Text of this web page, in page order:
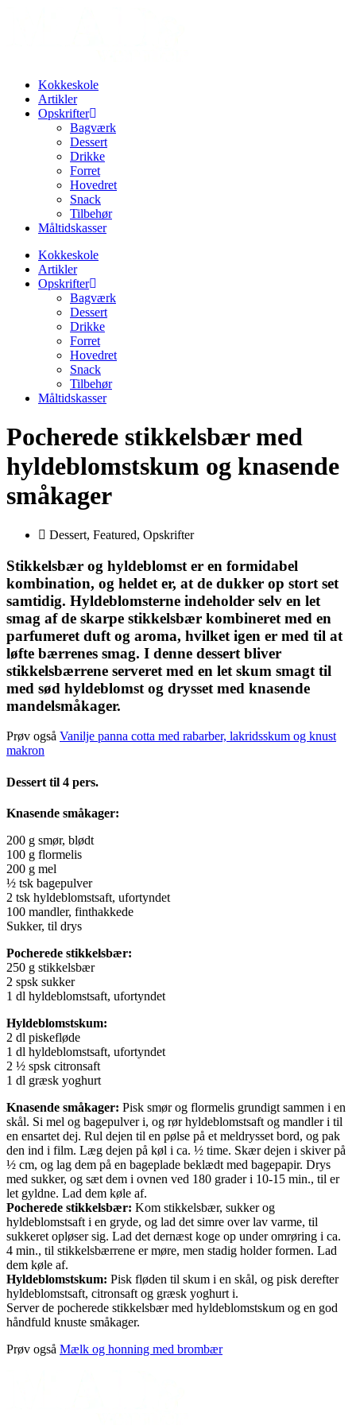
Kokkeskole
Artikler
Opskrifter
Bagværk
Dessert
Drikke
Forret
Hovedret
Snack
Tilbehør
Måltidskasser
Kokkeskole
Artikler
Opskrifter
Bagværk
Dessert
Drikke
Forret
Hovedret
Snack
Tilbehør
Måltidskasser
Pocherede stikkelsbær med
hyldeblomstskum og knasende
småkager
Dessert, Featured, Opskrifter
Stikkelsbær og hyldeblomst er en formidabel
kombination, og heldet er, at de dukker op stort set
samtidig. Hyldeblomsterne indeholder selv en let
smag af de skarpe stikkelsbær kombineret med en
parfumeret duft og aroma, hvilket igen er med til at
løfte bærrenes smag. I denne dessert bliver
stikkelsbærrene serveret med en let skum smagt til
med sød hyldeblomst og drysset med knasende
mandelsmåkager.
Prøv også Vanilje panna cotta med rabarber, lakridsskum og knust
makron
Dessert til 4 pers.
Knasende småkager:
200 g smør, blødt
100 g flormelis
200 g mel
½ tsk bagepulver
2 tsk hyldeblomstsaft, ufortyndet
100 mandler, finthakkede
Sukker, til drys
Pocherede stikkelsbær:
250 g stikkelsbær
2 spsk sukker
1 dl hyldeblomstsaft, ufortyndet
Hyldeblomstskum:
2 dl piskefløde
1 dl hyldeblomstsaft, ufortyndet
2 ½ spsk citronsaft
1 dl græsk yoghurt
Knasende småkager: Pisk smør og flormelis grundigt sammen i en
skål. Si mel og bagepulver i, og rør hyldeblomstsaft og mandler i til
en ensartet dej. Rul dejen til en pølse på et meldrysset bord, og pak
den ind i film. Læg dejen på køl i ca. ½ time. Skær dejen i skiver på
½ cm, og lag dem på en bageplade beklædt med bagepapir. Drys
med sukker, og sæt dem i ovnen ved 180 grader i 10-15 min., til er
let gyldne. Lad dem køle af.
Pocherede stikkelsbær: Kom stikkelsbær, sukker og
hyldeblomstsaft i en gryde, og lad det simre over lav varme, til
sukkeret opløser sig. Lad det dernæst koge op under omrøring i ca.
4 min., til stikkelsbærrene er møre, men stadig holder formen. Lad
dem køle af.
Hyldeblomstskum: Pisk fløden til skum i en skål, og pisk derefter
hyldeblomstsaft, citronsaft og græsk yoghurt i.
Server de pocherede stikkelsbær med hyldeblomstskum og en god
håndfuld knuste småkager.
Prøv også Mælk og honning med brombær